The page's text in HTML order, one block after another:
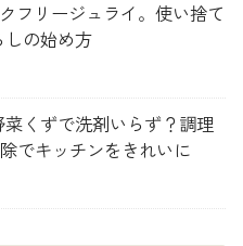
フリージュライ。使い捨て
しの始め方
菜くずで洗剤いらず？調理
でキッチンをきれいに